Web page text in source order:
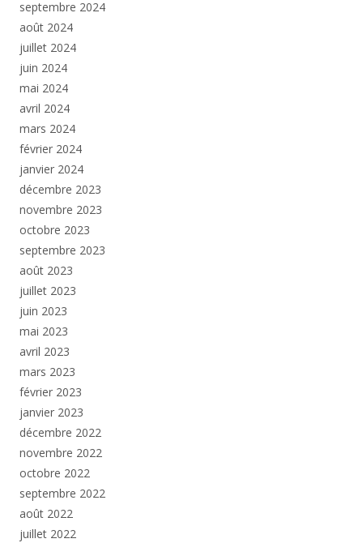
septembre 2024
août 2024
juillet 2024
juin 2024
mai 2024
avril 2024
mars 2024
février 2024
janvier 2024
décembre 2023
novembre 2023
octobre 2023
septembre 2023
août 2023
juillet 2023
juin 2023
mai 2023
avril 2023
mars 2023
février 2023
janvier 2023
décembre 2022
novembre 2022
octobre 2022
septembre 2022
août 2022
juillet 2022